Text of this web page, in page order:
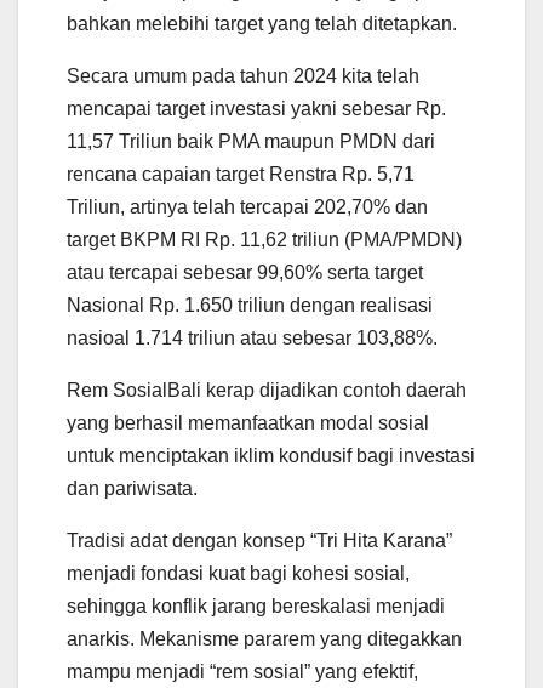
bahkan melebihi target yang telah ditetapkan.
Secara umum pada tahun 2024 kita telah
mencapai target investasi yakni sebesar Rp.
11,57 Triliun baik PMA maupun PMDN dari
rencana capaian target Renstra Rp. 5,71
Triliun, artinya telah tercapai 202,70% dan
target BKPM RI Rp. 11,62 triliun (PMA/PMDN)
atau tercapai sebesar 99,60% serta target
Nasional Rp. 1.650 triliun dengan realisasi
nasioal 1.714 triliun atau sebesar 103,88%.
Rem SosialBali kerap dijadikan contoh daerah
yang berhasil memanfaatkan modal sosial
untuk menciptakan iklim kondusif bagi investasi
dan pariwisata.
Tradisi adat dengan konsep “Tri Hita Karana”
menjadi fondasi kuat bagi kohesi sosial,
sehingga konflik jarang bereskalasi menjadi
anarkis. Mekanisme pararem yang ditegakkan
mampu menjadi “rem sosial” yang efektif,